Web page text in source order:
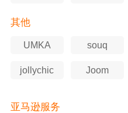
其他
UMKA souq
jollychic Joom
亚马逊服务